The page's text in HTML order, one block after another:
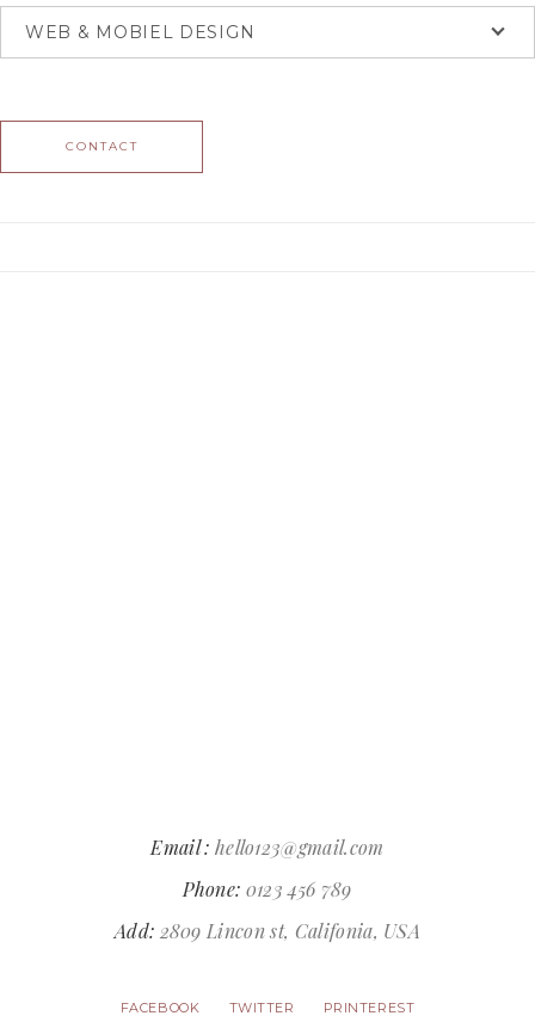
WEB & MOBIEL DESIGN
CONTACT
0123 456 789
2809 Lincon st, Califonia, USA
INSTAGRAM
GMAIL